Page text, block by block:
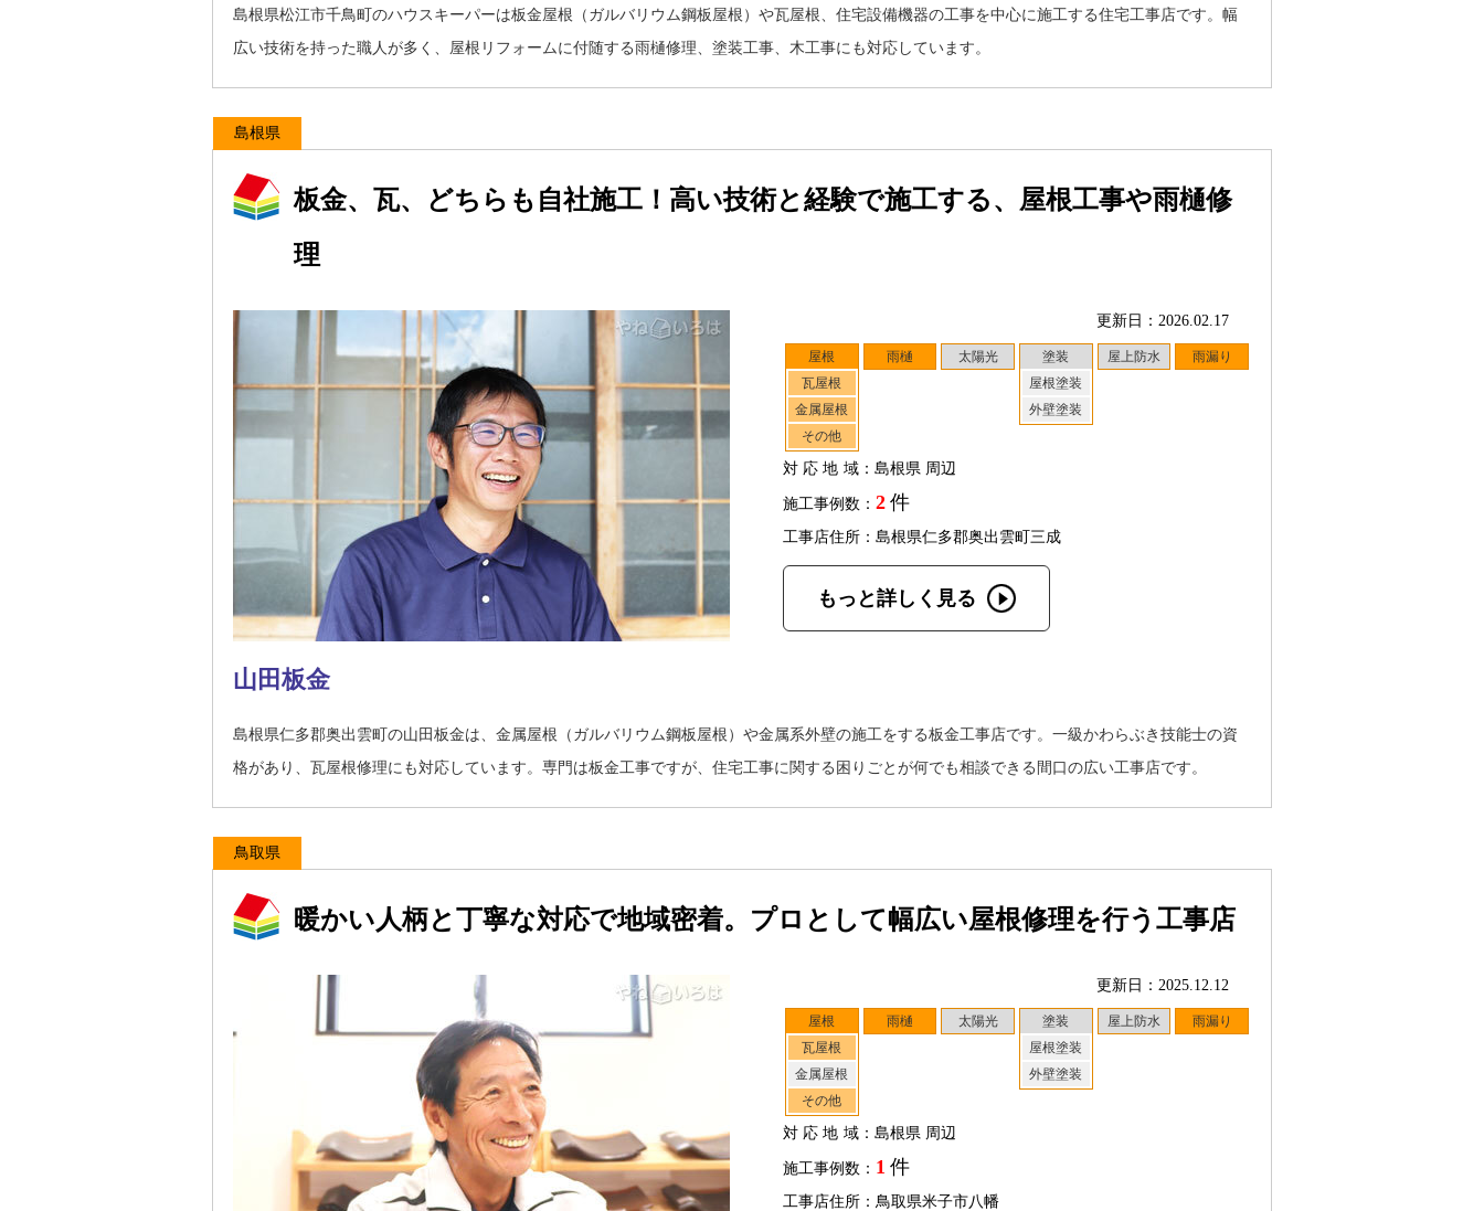
島根県松江市千鳥町のハウスキーパーは板金屋根（ガルバリウム鋼板屋根）や瓦屋根、住宅設備機器の工事を中心に施工する住宅工事店です。幅
広い技術を持った職人が多く、屋根リフォームに付随する雨樋修理、塗装工事、木工事にも対応しています。
島根県
板金、瓦、どちらも自社施工！高い技術と経験で施工する、屋根工事や雨樋修
理
更新日：2026.02.17
屋根
瓦屋根
金属屋根
その他
雨樋 太陽光
塗装
屋根塗装
外壁塗装
屋上防水 雨漏り
対応地域：島根県 周辺
施工事例数： 2 件
工事店住所：島根県仁多郡奥出雲町三成
もっと詳しく見る
山田板金
島根県仁多郡奥出雲町の山田板金は、金属屋根（ガルバリウム鋼板屋根）や金属系外壁の施工をする板金工事店です。一級かわらぶき技能士の資
格があり、瓦屋根修理にも対応しています。専門は板金工事ですが、住宅工事に関する困りごとが何でも相談できる間口の広い工事店です。
鳥取県
暖かい人柄と丁寧な対応で地域密着。プロとして幅広い屋根修理を行う工事店
更新日：2025.12.12
屋根
瓦屋根
金属屋根
その他
雨樋 太陽光
塗装
屋根塗装
外壁塗装
屋上防水 雨漏り
対応地域：島根県 周辺
施工事例数： 1 件
工事店住所：鳥取県米子市八幡